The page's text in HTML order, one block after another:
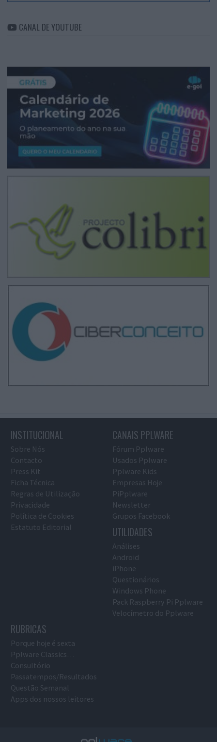
CANAL DE YOUTUBE
INSTITUCIONAL
Sobre Nós
Contacto
Press Kit
Ficha Técnica
Regras de Utilização
Privacidade
Política de Cookies
Estatuto Editorial
CANAIS PPLWARE
Fórum Pplware
Usados Pplware
Pplware Kids
Empresas Hoje
PiPplware
Newsletter
Grupos Facebook
UTILIDADES
Análises
Android
iPhone
Questionários
Windows Phone
Pack Raspberry Pi Pplware
Velocímetro do Pplware
RUBRICAS
Porque hoje é sexta
Pplware Classics…
Consultório
Passatempos/Resultados
Questão Semanal
Apps dos nossos leitores